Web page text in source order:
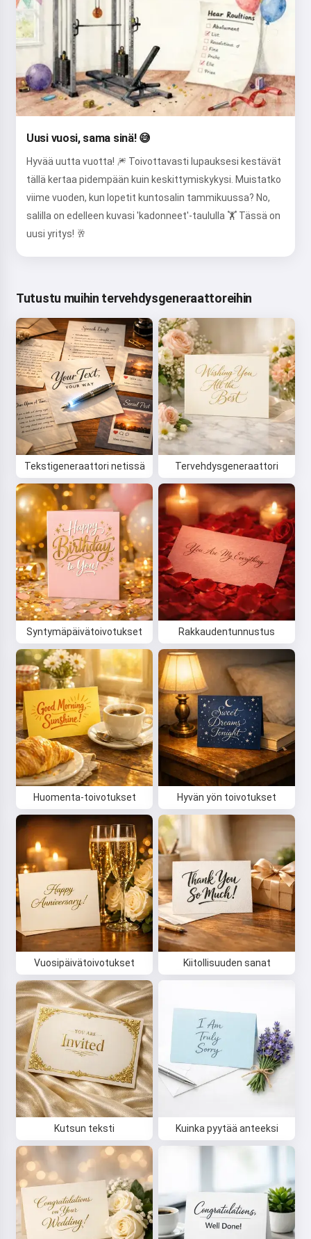
Uusi vuosi, sama sinä! 😅
Hyvää uutta vuotta! 🎆 Toivottavasti lupauksesi kestävät
tällä kertaa pidempään kuin keskittymiskykysi. Muistatko
viime vuoden, kun lopetit kuntosalin tammikuussa? No,
salilla on edelleen kuvasi 'kadonneet'-taululla 🏋️ Tässä on
uusi yritys! 🥂
Tutustu muihin tervehdysgeneraattoreihin
Tekstigeneraattori netissä Tervehdysgeneraattori
Syntymäpäivätoivotukset Rakkaudentunnustus
Huomenta-toivotukset Hyvän yön toivotukset
Vuosipäivätoivotukset Kiitollisuuden sanat
Kutsun teksti Kuinka pyytää anteeksi